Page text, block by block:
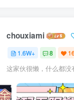
chouxiami
1.6W+ 8
这家伙很懒，什么都没